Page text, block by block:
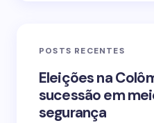
Your Comment *
POSTS RECENTES
Eleições na
sucessão em
segurança